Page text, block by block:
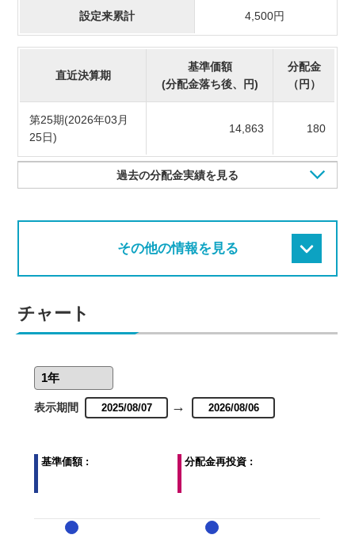
設定来累計 4,500円
直近決算期
基準価額
(分配金落ち後、円)
分配金
（円）
第25期(2026年03月
25日)
14,863 180
過去の分配金実績を見る
その他の情報を見る
チャート